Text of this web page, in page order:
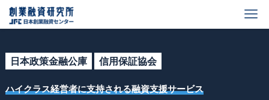
日本政策金融公庫 信用保証協会
ハイクラス経営者に支持される融資支援サービス